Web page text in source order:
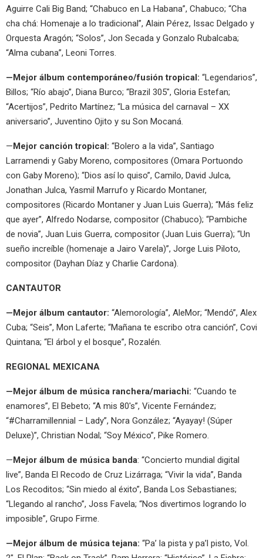
Aguirre Cali Big Band; “Chabuco en La Habana”, Chabuco; “Cha
cha chá: Homenaje a lo tradicional”, Alain Pérez, Issac Delgado y
Orquesta Aragón; “Solos”, Jon Secada y Gonzalo Rubalcaba;
“Alma cubana”, Leoni Torres.
—Mejor álbum contemporáneo/fusión tropical: “Legendarios”,
Billos; “Río abajo”, Diana Burco; “Brazil 305″, Gloria Estefan;
“Acertijos”, Pedrito Martínez; “La música del carnaval – XX
aniversario”, Juventino Ojito y su Son Mocaná.
—Mejor canción tropical: “Bolero a la vida”, Santiago
Larramendi y Gaby Moreno, compositores (Omara Portuondo
con Gaby Moreno); “Dios así lo quiso”, Camilo, David Julca,
Jonathan Julca, Yasmil Marrufo y Ricardo Montaner,
compositores (Ricardo Montaner y Juan Luis Guerra); “Más feliz
que ayer”, Alfredo Nodarse, compositor (Chabuco); “Pambiche
de novia”, Juan Luis Guerra, compositor (Juan Luis Guerra); “Un
sueño increíble (homenaje a Jairo Varela)”, Jorge Luis Piloto,
compositor (Dayhan Díaz y Charlie Cardona).
CANTAUTOR
—Mejor álbum cantautor: “Alemorología”, AleMor; “Mendó”, Alex
Cuba; “Seis”, Mon Laferte; “Mañana te escribo otra canción”, Covi
Quintana; “El árbol y el bosque”, Rozalén.
REGIONAL MEXICANA
—Mejor álbum de música ranchera/mariachi: “Cuando te
enamores”, El Bebeto; “A mis 80′s”, Vicente Fernández;
“#Charramillennial – Lady”, Nora González; “Ayayay! (Súper
Deluxe)”, Christian Nodal; “Soy México”, Pike Romero.
—Mejor álbum de música banda: “Concierto mundial digital
live”, Banda El Recodo de Cruz Lizárraga; “Vivir la vida”, Banda
Los Recoditos; “Sin miedo al éxito”, Banda Los Sebastianes;
“Llegando al rancho”, Joss Favela; “Nos divertimos logrando lo
imposible”, Grupo Firme.
—Mejor álbum de música tejana: “Pa’ la pista y pa’l pisto, Vol.